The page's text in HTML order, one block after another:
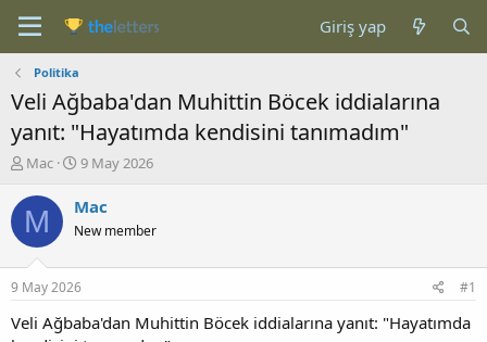
Giriş yap
Politika
Veli Ağbaba'dan Muhittin Böcek iddialarına
yanıt: "Hayatımda kendisini tanımadım"
K
n
b
u
u
b
a
Mac
B
ş
a
g
ı
ç
t
9 May 2026
M Mac
New member
9 May 2026 #1
Veli Ağbaba'dan Muhittin Böcek iddialarına yanıt: "Hayatımda